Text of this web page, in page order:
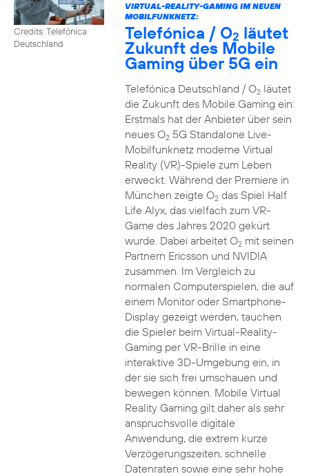
Credits: Telefónica
Deutschland
VIRTUAL-REALITY-GAMING IM NEUEN
MOBILFUNKNETZ:
Telefónica / O2 läutet
Zukunft des Mobile
Gaming über 5G ein
Telefónica Deutschland / O2läutet
die Zukunft des Mobile Gaming ein:
Erstmals hat der Anbieter über sein
neues O25G Standalone Live-
Mobilfunknetz moderne Virtual
Reality (VR)-Spiele zum Leben
erweckt. Während der Premiere in
München zeigte O2das Spiel Half
Life Alyx, das vielfach zum VR-
Game des Jahres 2020 gekürt
wurde. Dabei arbeitet O2mit seinen
Partnern Ericsson und NVIDIA
zusammen. Im Vergleich zu
normalen Computerspielen, die auf
einem Monitor oder Smartphone-
Display gezeigt werden, tauchen
die Spieler beim Virtual-Reality-
Gaming per VR-Brille in eine
interaktive 3D-Umgebung ein, in
der sie sich frei umschauen und
bewegen können. Mobile Virtual
Reality Gaming gilt daher als sehr
anspruchsvolle digitale
Anwendung, die extrem kurze
Verzögerungszeiten, schnelle
Datenraten sowie eine sehr hohe